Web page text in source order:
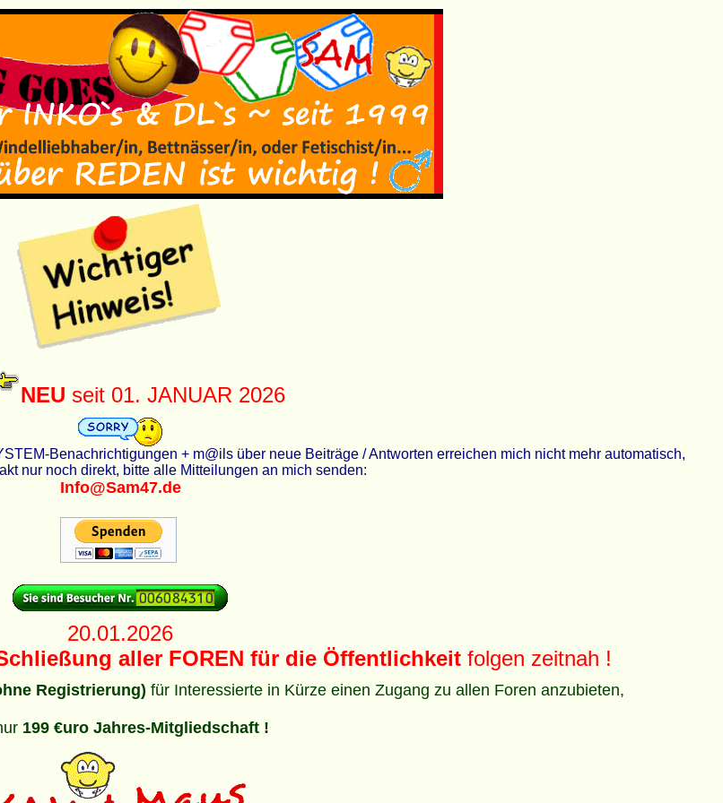
NEU seit 01. JANUAR 2026
Benachrichtigungen + m@ils über neue Beiträge / Antworten erreichen mich nicht mehr automatisch,
nur noch direkt, bitte alle Mitteilungen an mich senden:
Info@Sam47.de
20.01.2026
aller FOREN für die Öffentlichkeit folgen zeitnah !
Registrierung) für Interessierte in Kürze einen Zugang zu allen Foren anzubieten,
199 €uro Jahres-Mitgliedschaft !